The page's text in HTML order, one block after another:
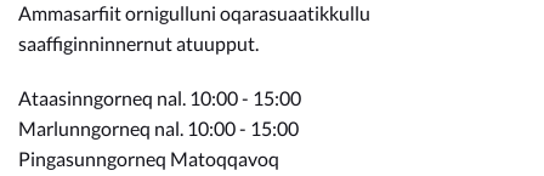
Ammasarfiit ornigulluni oqarasuaatikkullu
saaffiginninnernut atuupput.
Ataasinngorneq nal. 10:00 - 15:00
Marlunngorneq nal. 10:00 - 15:00
Pingasunngorneq Matoqqavoq